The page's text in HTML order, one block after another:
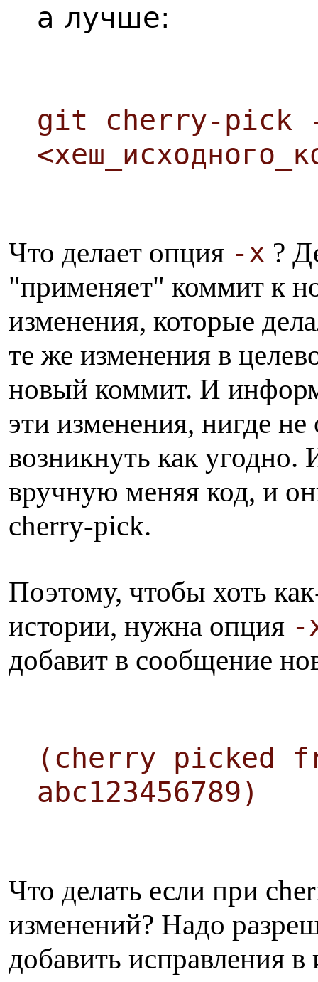
а лучше:
git cherry-pick
Что делает опция -x ?
"применяет" коммит к
изменения, которые
те же изменения в
новый коммит. И
эти изменения, нигде
возникнуть как угодно.
вручную меняя код, и
cherry-pick.
Поэтому, чтобы хоть
истории, нужна опция -
добавит в сообщение
(cherry picked
abc123456789)
Что делать если при
изменений? Надо
добавить исправления в